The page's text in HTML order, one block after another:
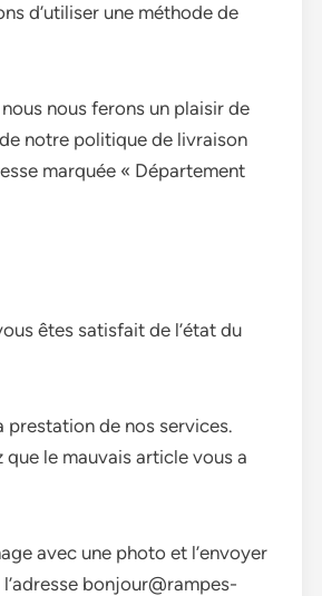
d’utiliser une méthode de
nous ferons un plaisir de
notre politique de livraison
marquée « Département
êtes satisfait de l’état du
prestation de nos services.
le mauvais article vous a
avec une photo et l’envoyer
bonjour@rampes-